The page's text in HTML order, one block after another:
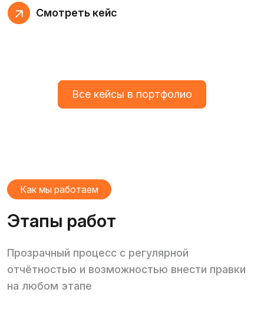
Смотреть кейс
Все кейсы в портфолио
Как мы работаем
Этапы работ
Прозрачный процесс с регулярной
отчётностью и возможностью внести правки
на любом этапе